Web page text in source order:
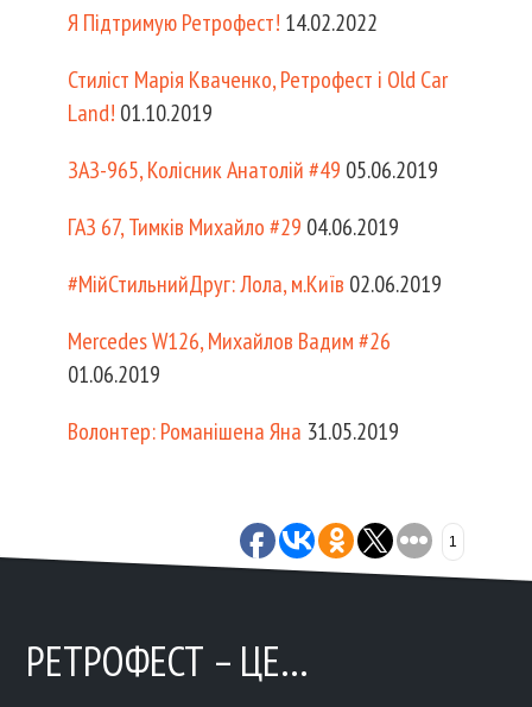
Я Підтримую Ретрофест! 14.02.2022
Стиліст Марія Кваченко, Ретрофест і Old Car
Land! 01.10.2019
ЗАЗ-965, Колісник Анатолій #49 05.06.2019
ГАЗ 67, Тимків Михайло #29 04.06.2019
#МійСтильнийДруг: Лола, м.Київ 02.06.2019
Mercedes W126, Михайлов Вадим #26
01.06.2019
Волонтер: Романішена Яна 31.05.2019
1
РЕТРОФЕСТ – ЦЕ…